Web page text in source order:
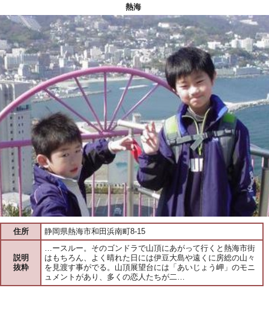
熱海
住所 静岡県熱海市和田浜南町8-15
説明
抜粋
…ースルー。そのゴンドラで山頂にあがって行くと熱海市街
はもちろん、よく晴れた日には伊豆大島や遠くに房総の山々
を見渡す事がでる。山頂展望台には「あいじょう岬」のモニ
ュメントがあり、多くの恋人たちが二…